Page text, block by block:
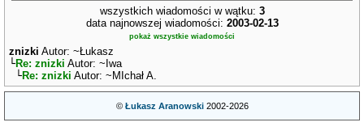
wszystkich wiadomości w wątku: 3
data najnowszej wiadomości: 2003-02-13
pokaż wszystkie wiadomości
znizki Autor: ~Łukasz
└Re: znizki Autor: ~Iwa
└Re: znizki Autor: ~MIchał A.
© Łukasz Aranowski2002-2026